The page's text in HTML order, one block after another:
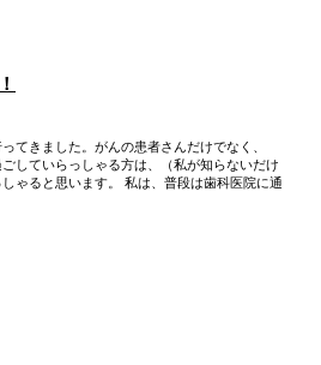
てきました。がんの患者さんだけでなく、
していらっしゃる方は、（私が知らないだけ
ゃると思います。 私は、普段は歯科医院に通